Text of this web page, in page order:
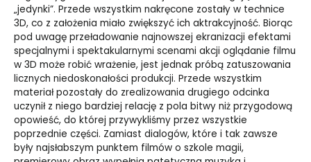
„jedynki”. Przede wszystkim nakręcone zostały w technice
3D, co z założenia miało zwiększyć ich aktrakcyjność. Biorąc
pod uwagę przeładowanie najnowszej ekranizacji efektami
specjalnymi i spektakularnymi scenami akcji oglądanie filmu
w 3D może robić wrażenie, jest jednak próbą zatuszowania
licznych niedoskonałości produkcji. Przede wszystkim
materiał pozostały do zrealizowania drugiego odcinka
uczynił z niego bardziej relację z pola bitwy niż przygodową
opowieść, do której przywykliśmy przez wszystkie
poprzednie części. Zamiast dialogów, które i tak zawsze
były najsłabszym punktem filmów o szkole magii,